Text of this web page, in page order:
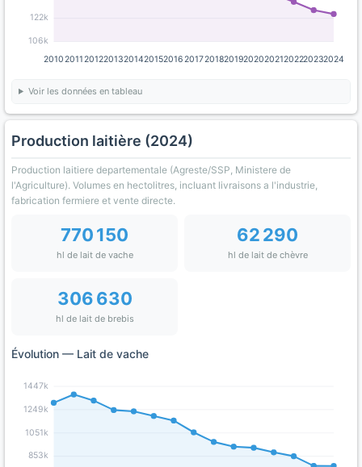
106k
122k
201020112012201320142015201620172018201920202021202220232024
Voir les données en tableau
Production laitière (2024)
Production laitiere departementale (Agreste/SSP, Ministere de
l'Agriculture). Volumes en hectolitres, incluant livraisons a l'industrie,
fabrication fermiere et vente directe.
770 150
hl de lait de vache
62 290
hl de lait de chèvre
306 630
hl de lait de brebis
Évolution — Lait de vache
853k
1051k
1249k
1447k